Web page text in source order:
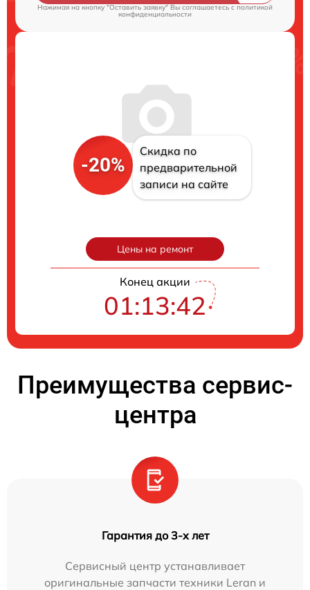
Нажимая на кнопку "Оставить заявку" Вы соглашаетесь cполитикой
конфиденциальности
-20%
Скидка по
предварительной
записи на сайте
Цены на ремонт
Конец акции
01:13:41
Преимущества сервис-
центра
Гарантия до 3-х лет
Сервисный центр устанавливает
оригинальные запчасти техники Leran и